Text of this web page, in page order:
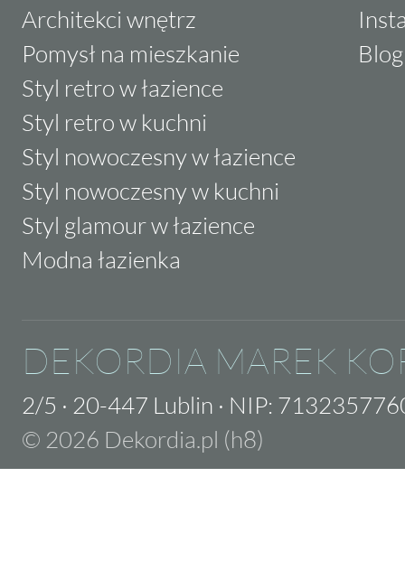
Architekci wnętrz
Pomysł na mieszkanie
Styl retro w łazience
Styl retro w kuchni
Styl nowoczesny w łazience
Styl nowoczesny w kuchni
Styl glamour w łazience
Modna łazienka
Blog
DEKORDIA MAREK
2/5 · 20-447 Lublin · NIP:
© 2026 Dekordia.pl (h8)